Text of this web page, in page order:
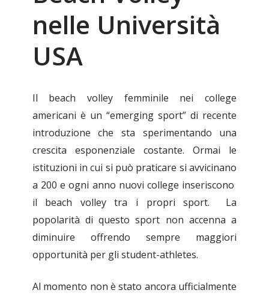
nelle Università
USA
Il beach volley femminile nei college
americani è un “emerging sport” di recente
introduzione che sta sperimentando una
crescita esponenziale costante. Ormai le
istituzioni in cui si può praticare si avvicinano
a 200 e ogni anno nuovi college inseriscono
il beach volley tra i propri sport. La
popolarità di questo sport non accenna a
diminuire offrendo sempre maggiori
opportunità per gli student-athletes.
Al momento non è stato ancora ufficialmente